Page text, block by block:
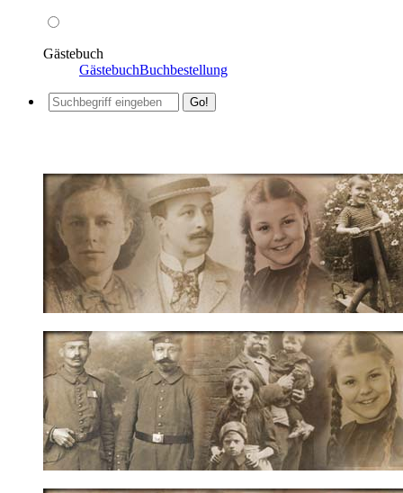
Gästebuch
GästebuchBuchbestellung